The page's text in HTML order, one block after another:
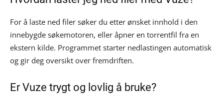
For å laste ned filer søker du etter ønsket innhold i den
innebygde søkemotoren, eller åpner en torrentfil fra en
ekstern kilde. Programmet starter nedlastingen automatisk
og gir deg oversikt over fremdriften.
Er Vuze trygt og lovlig å bruke?